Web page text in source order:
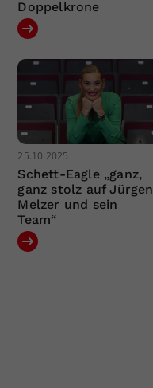
Doppelkrone
25.10.2025
Schett-Eagle „ganz,
ganz stolz auf Jürgen
Melzer und sein
Team“